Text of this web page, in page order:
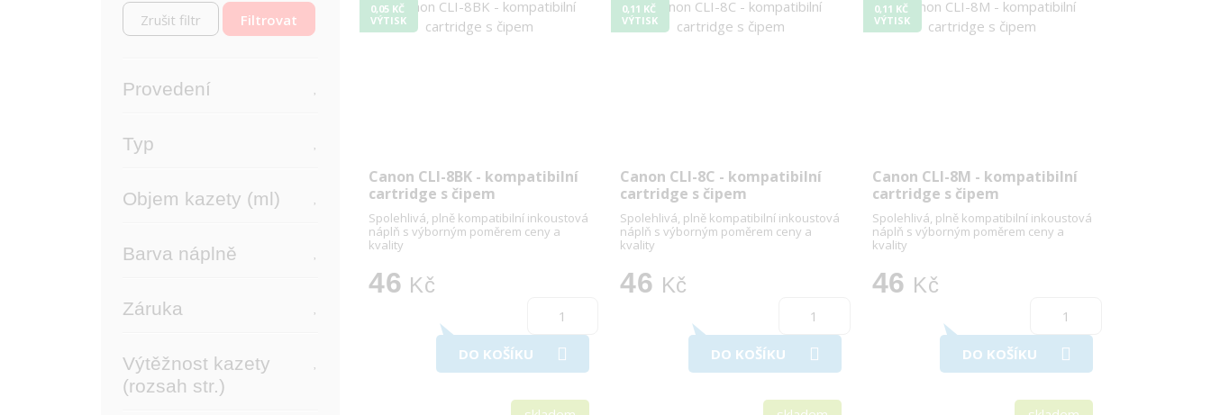
Zrušit filtr
Provedení
Typ
Objem kazety (ml)
Barva náplně
Záruka
Výtěžnost kazety
(rozsah str.)
0,05 KČ
VÝTISK
Canon CLI-8BK - kompatibilní
cartridge s čipem
Spolehlivá, plně kompatibilní inkoustová
náplň s výborným poměrem ceny a
kvality
46 Kč
DO KOŠÍKU
0,11 KČ
VÝTISK
Canon CLI-8C - kompatibilní
cartridge s čipem
Spolehlivá, plně kompatibilní inkoustová
náplň s výborným poměrem ceny a
kvality
46 Kč
DO KOŠÍKU
0,11 KČ
VÝTISK
Canon CLI-8M - kompatibilní
cartridge s čipem
Spolehlivá, plně kompatibilní inkoustová
náplň s výborným poměrem ceny a
kvality
46 Kč
DO KOŠÍKU